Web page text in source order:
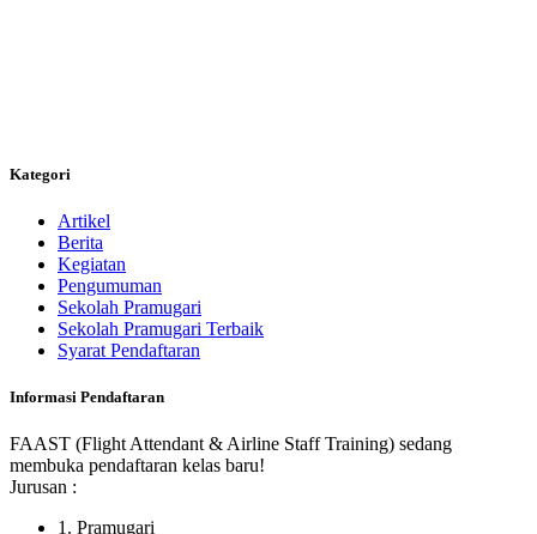
Kategori
Artikel
Berita
Kegiatan
Pengumuman
Sekolah Pramugari
Sekolah Pramugari Terbaik
Syarat Pendaftaran
Informasi Pendaftaran
FAAST (Flight Attendant & Airline Staff Training) sedang
membuka pendaftaran kelas baru!
Jurusan :
1. Pramugari